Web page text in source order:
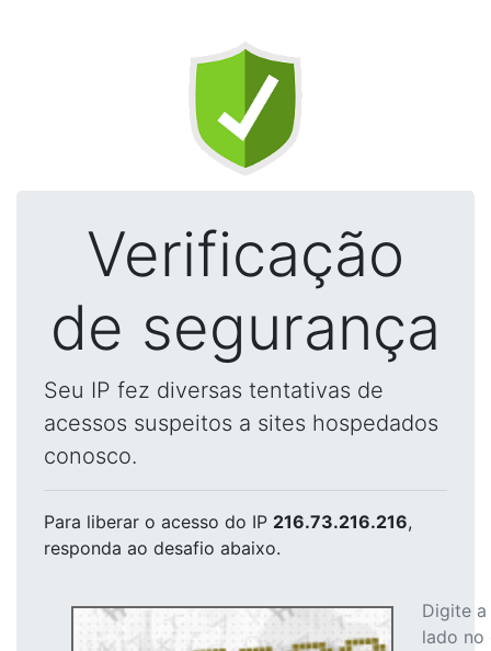
Verificação
de segurança
Seu IP fez diversas tentativas de
acessos suspeitos a sites hospedados
conosco.
Para liberar o acesso do IP 216.73.216.216,
responda ao desafio abaixo.
Digite
lado no